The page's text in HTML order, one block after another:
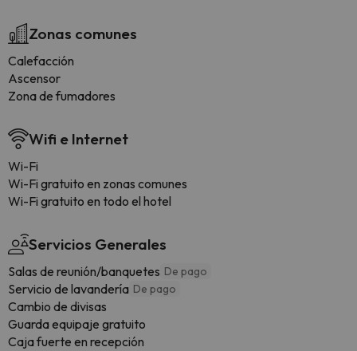
Zonas comunes
Calefacción
Ascensor
Zona de fumadores
Wifi e Internet
Wi-Fi
Wi-Fi gratuito en zonas comunes
Wi-Fi gratuito en todo el hotel
Servicios Generales
Salas de reunión/banquetes De pago
Servicio de lavandería De pago
Cambio de divisas
Guarda equipaje gratuito
Caja fuerte en recepción